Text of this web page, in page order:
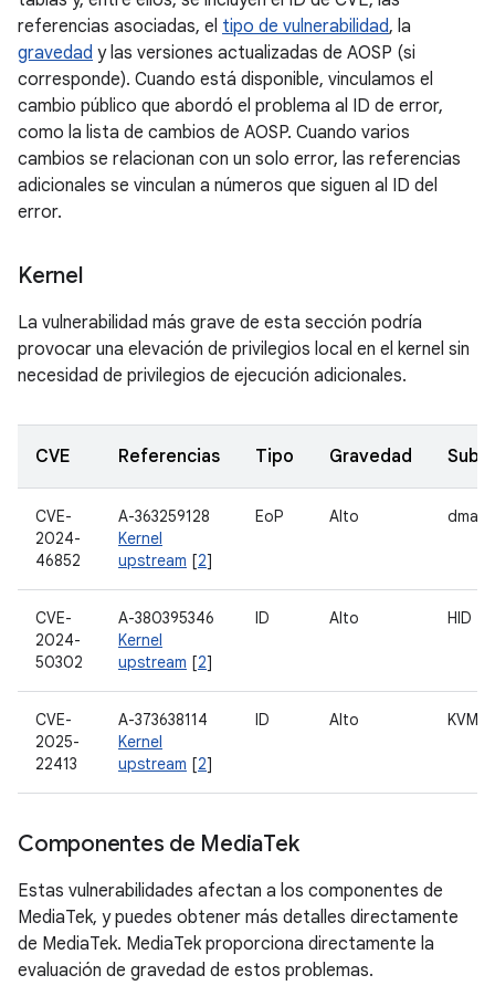
referencias asociadas, el tipo de vulnerabilidad, la
gravedad y las versiones actualizadas de AOSP (si
corresponde). Cuando está disponible, vinculamos el
cambio público que abordó el problema al ID de error,
como la lista de cambios de AOSP. Cuando varios
cambios se relacionan con un solo error, las referencias
adicionales se vinculan a números que siguen al ID del
error.
Kernel
La vulnerabilidad más grave de esta sección podría
provocar una elevación de privilegios local en el kernel sin
necesidad de privilegios de ejecución adicionales.
CVE Referencias Tipo Gravedad
CVE-
2024-
46852
A-363259128
Kernel
upstream [2]
EoP Alto dma-
CVE-
2024-
50302
A-380395346
Kernel
upstream [2]
ID Alto HID
CVE-
2025-
22413
A-373638114
Kernel
upstream [2]
ID Alto KVM
Componentes de MediaTek
Estas vulnerabilidades afectan a los componentes de
MediaTek, y puedes obtener más detalles directamente
de MediaTek. MediaTek proporciona directamente la
evaluación de gravedad de estos problemas.